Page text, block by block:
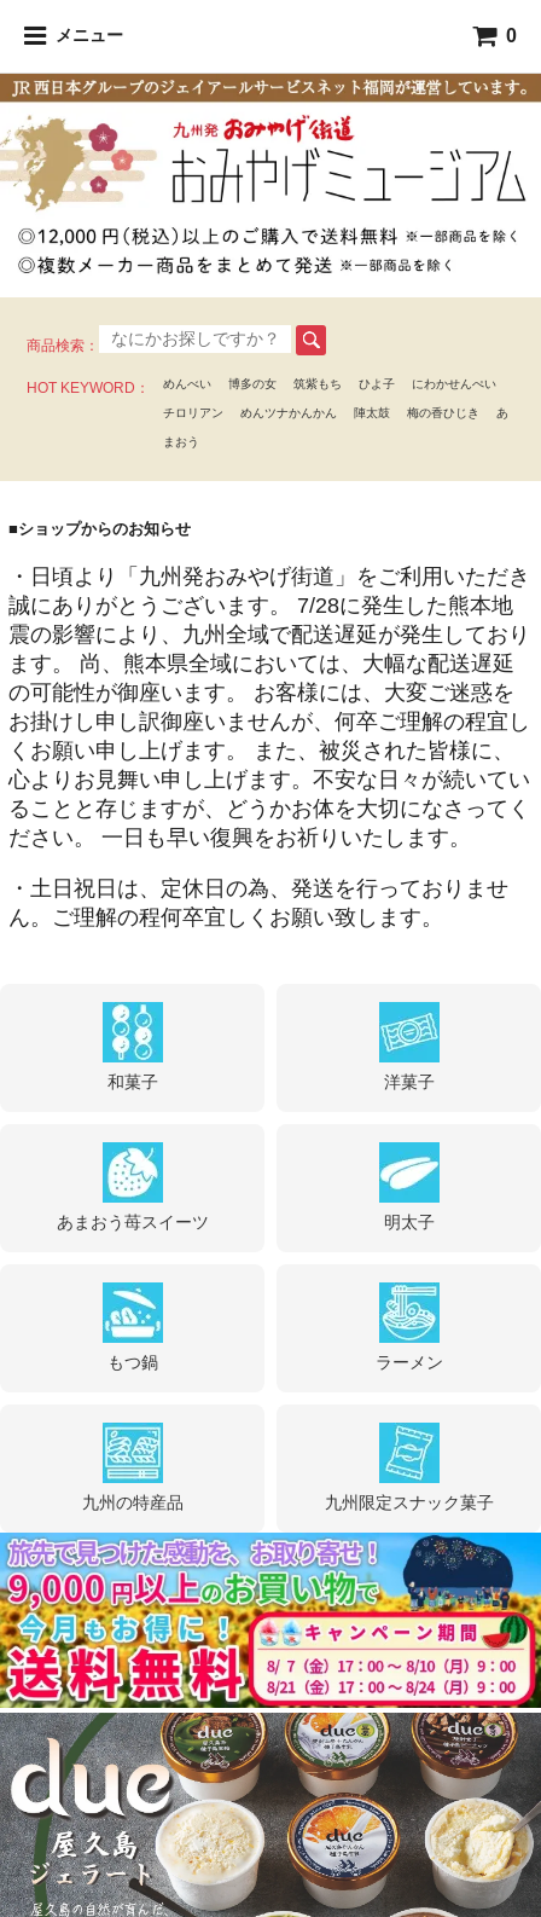
メニュー 0
商品検索：
HOT KEYWORD： めんべい 博多の女 筑紫もち ひよ子 にわかせんぺい
チロリアン めんツナかんかん 陣太鼓 梅の香ひじき あ
まおう
■ショップからのお知らせ
・日頃より「九州発おみやげ街道」をご利用いただき
誠にありがとうございます。 7/28に発生した熊本地
震の影響により、九州全域で配送遅延が発生しており
ます。 尚、熊本県全域においては、大幅な配送遅延
の可能性が御座います。 お客様には、大変ご迷惑を
お掛けし申し訳御座いませんが、何卒ご理解の程宜し
くお願い申し上げます。 また、被災された皆様に、
心よりお見舞い申し上げます。不安な日々が続いてい
ることと存じますが、どうかお体を大切になさってく
ださい。 一日も早い復興をお祈りいたします。
・土日祝日は、定休日の為、発送を行っておりませ
ん。ご理解の程何卒宜しくお願い致します。
和菓子 洋菓子
あまおう苺スイーツ 明太子
もつ鍋 ラーメン
九州の特産品 九州限定スナック菓子